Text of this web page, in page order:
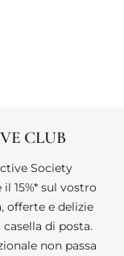
CLUB
Society
15%* sul vostro
offerte e delizie
di posta.
non passa